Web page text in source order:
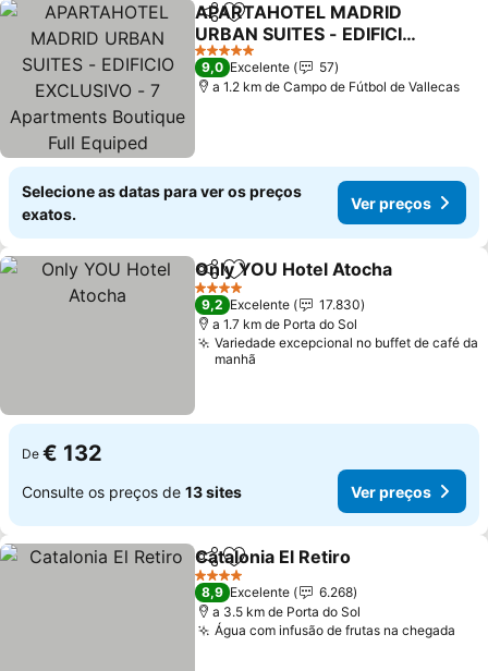
PartilharAdicionar aos favoritos
APARTAHOTEL MADRID
URBAN SUITES - EDIFICIO
EXCLUSIVO - 7
Apartments Boutique Full
Equiped
Ver preços
5 Estrelas
9,0 Excelente
57
a 1.2 km de Campo de Fútbol de Vallecas
Selecione as datas para ver os preços
exatos.
Ver preços
PartilharAdicionar aos favoritos
Only YOU Hotel Atocha
4 Estrelas
9,2 Excelente
17.830
a 1.7 km de Porta do Sol
Variedade excepcional no buffet de café da
manhã
De € 132
Consulte os preços de 13 sites Ver preços
PartilharAdicionar aos favoritos
Catalonia El Retiro
4 Estrelas
8,9 Excelente
6.268
a 3.5 km de Porta do Sol
Água com infusão de frutas na chegada